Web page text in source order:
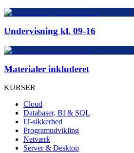
Undervisning kl. 09-16
Materialer inkluderet
KURSER
Cloud
Databaser, BI & SQL
IT-sikkerhed
Programudvikling
Netværk
Server & Desktop